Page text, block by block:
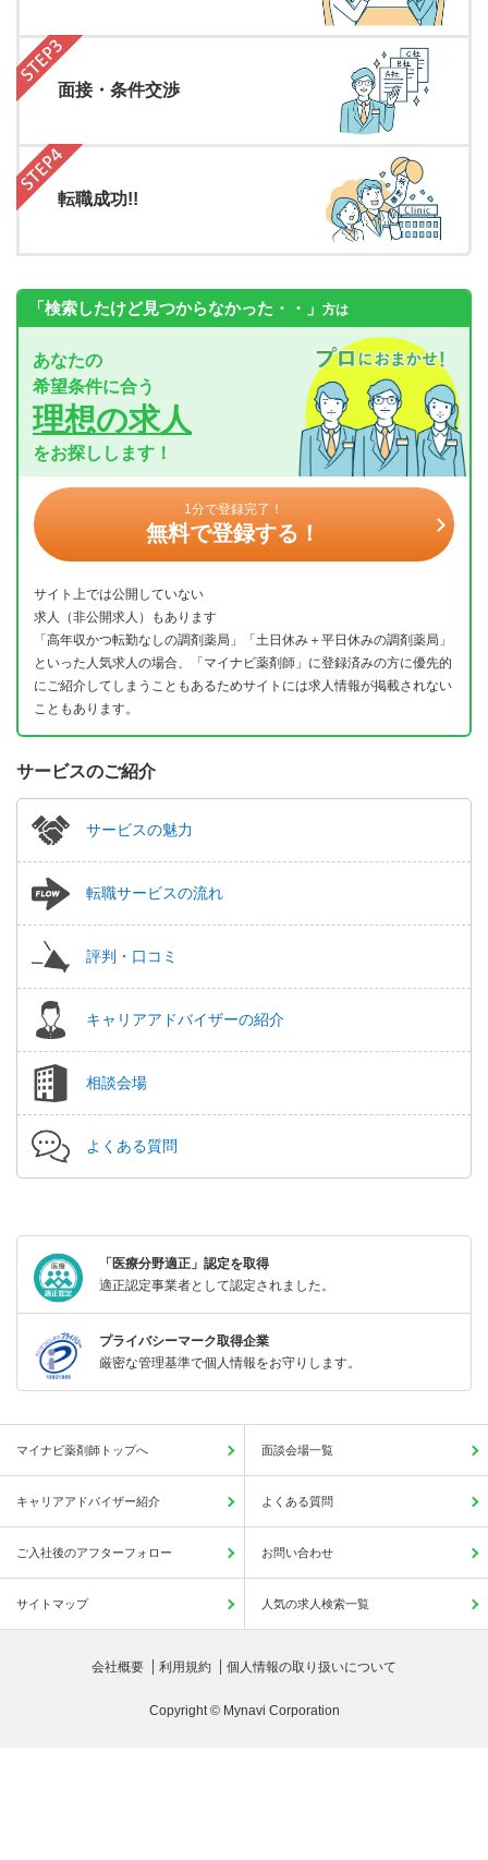
面接・条件交渉
転職成功!!
「検索したけど見つからなかった・・」 方は
あなたの
希望条件に合う
理想の求人
をお探しします！
1分で登録完了！
無料で登録する！
サイト上では公開していない
求人（非公開求人）もあります
「高年収かつ転勤なしの調剤薬局」「土日休み＋平日休みの調剤薬局」
といった人気求人の場合、「マイナビ薬剤師」に登録済みの方に優先的
にご紹介してしまうこともあるためサイトには求人情報が掲載されない
こともあります。
サービスのご紹介
サービスの魅力
転職サービスの流れ
評判・口コミ
キャリアアドバイザーの紹介
相談会場
よくある質問
「医療分野適正」認定を取得
適正認定事業者として認定されました。
プライバシーマーク取得企業
厳密な管理基準で個人情報をお守りします。
マイナビ薬剤師トップへ 面談会場一覧
キャリアアドバイザー紹介 よくある質問
ご入社後のアフターフォロー お問い合わせ
サイトマップ 人気の求人検索一覧
会社概要 利用規約 個人情報の取り扱いについて
Copyright © Mynavi Corporation